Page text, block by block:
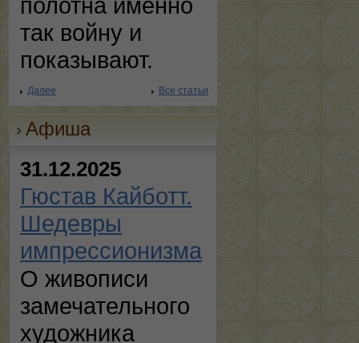
полотна именно
так войну и
показывают.
Далее Все статьи
Афиша
31.12.2025
Гюстав Кайботт.
Шедевры
импрессионизма
О живописи
замечательного
художника